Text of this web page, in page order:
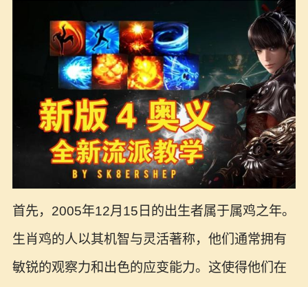
首先，2005年12月15日的出生者属于属鸡之年。
生肖鸡的人以其机智与灵活著称，他们通常拥有
敏锐的观察力和出色的应变能力。这使得他们在